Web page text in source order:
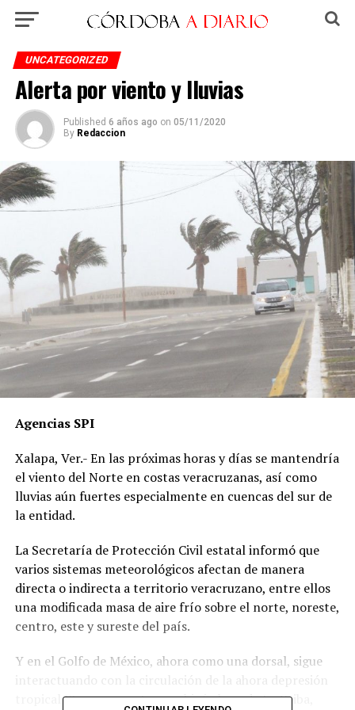
UNCATEGORIZED
Alerta por viento y lluvias
Published 6 años ago on 05/11/2020
By Redaccion
Agencias SPI
Xalapa, Ver.- En las próximas horas y días se mantendría
el viento del Norte en costas veracruzanas, así como
lluvias aún fuertes especialmente en cuencas del sur de
la entidad.
La Secretaría de Protección Civil estatal informó que
varios sistemas meteorológicos afectan de manera
directa o indirecta a territorio veracruzano, entre ellos
una modificada masa de aire frío sobre el norte, noreste,
centro, este y sureste del país.
Y en el Golfo de México, ahora como una dorsal, sigue
interactuando con la circulación de la ahora depresión
tropical Eta, cuyo centro se ubicó al sur de La Ceiba,